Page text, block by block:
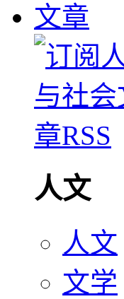
文章
人文
人文
文学